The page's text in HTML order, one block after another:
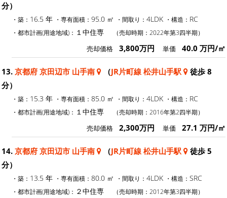
分）
・築： 16.5 年 ・専有面積： 95.0 ㎡ ・間取り： 4LDK ・構造： RC
・都市計画(用途地域)： １中住専 （売却時期：2022年第3四半期）
売却価格 3,800万円 単価 40.0 万円/㎡
13. 京都府 京田辺市 山手南 （JR片町線 松井山手駅
徒歩 8
分）
・築： 15.3 年 ・専有面積： 85.0 ㎡ ・間取り： 4LDK ・構造： RC
・都市計画(用途地域)： １中住専 （売却時期：2016年第2四半期）
売却価格 2,300万円 単価 27.1 万円/㎡
14. 京都府 京田辺市 山手南 （JR片町線 松井山手駅
徒歩 5
分）
・築： 13.5 年 ・専有面積： 80.0 ㎡ ・間取り： 4LDK ・構造： SRC
・都市計画(用途地域)： ２中住専 （売却時期：2012年第3四半期）